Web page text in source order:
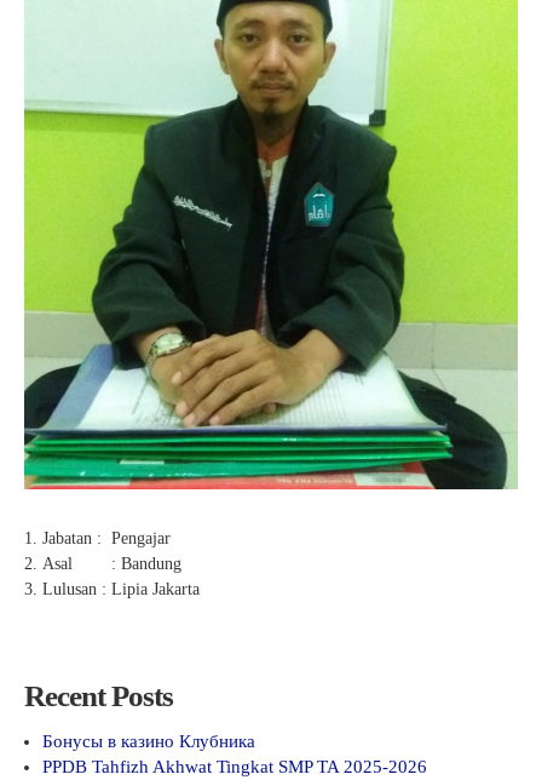
Jabatan : Pengajar
Asal : Bandung
Lulusan : Lipia Jakarta
Recent Posts
Бонусы в казино Клубника
PPDB Tahfizh Akhwat Tingkat SMP TA 2025-2026